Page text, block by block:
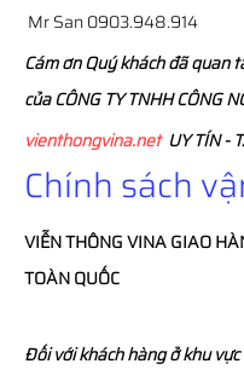
Mr San 0903.948.914
Cám ơn Quý khách đã quan
của CÔNG TY TNHH CÔNG
vienthongvina.netUY TÍN -
Chính sách
VIỄN THÔNGVINAGIAO
TOÀN QUỐC
Đối với khách hàng ở khu